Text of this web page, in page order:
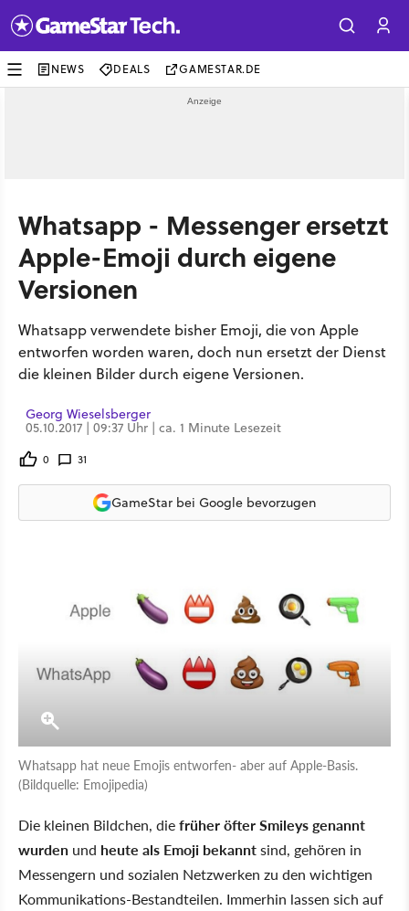
NEWS DEALS GAMESTAR.DE
Whatsapp - Messenger ersetzt
Apple-Emoji durch eigene
Versionen
Whatsapp verwendete bisher Emoji, die von Apple
entworfen worden waren, doch nun ersetzt der Dienst
die kleinen Bilder durch eigene Versionen.
Georg Wieselsberger
05.10.2017 | 09:37 Uhr | ca. 1 Minute Lesezeit
0 31
GameStar bei Google bevorzugen
Whatsapp hat neue Emojis entworfen- aber auf Apple-Basis.
(Bildquelle: Emojipedia)
Die kleinen Bildchen, diefrüher öfter Smileys genannt
wurden und heute als Emoji bekanntsind, gehören in
Messengern und sozialen Netzwerken zu den wichtigen
Kommunikations-Bestandteilen. Immerhin lassen sich auf